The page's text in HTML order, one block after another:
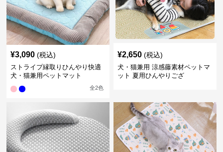
¥3,090 (税込)
ストライプ縁取りひんやり快適
犬・猫兼用ペットマット
全2色
¥2,650 (税込)
犬・猫兼用 涼感藤素材ペットマ
ット 夏用ひんやりござ